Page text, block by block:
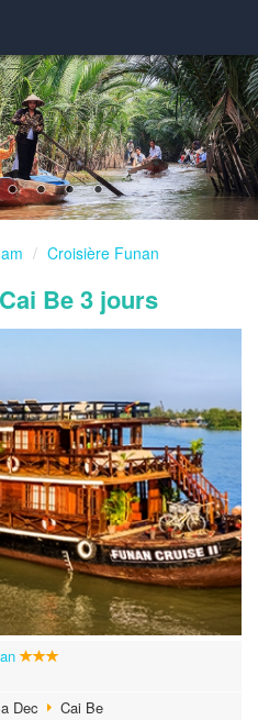
Croisière Funan
Be 3 jours
Dec
Cai Be